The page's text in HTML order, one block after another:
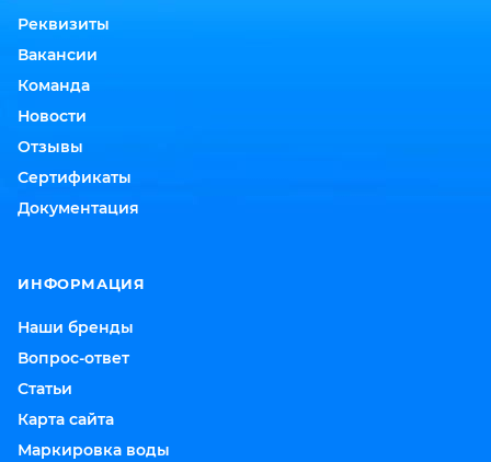
Реквизиты
Вакансии
Команда
Новости
Отзывы
Сертификаты
Документация
ИНФОРМАЦИЯ
Наши бренды
Вопрос-ответ
Статьи
Карта сайта
Маркировка воды